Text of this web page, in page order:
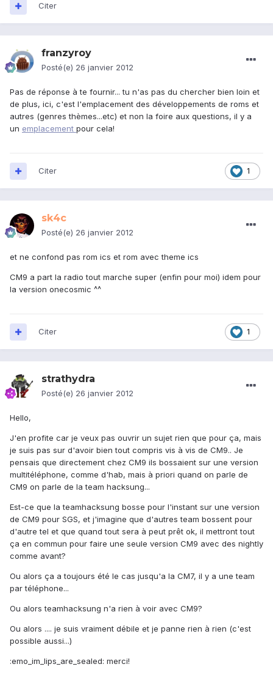
Citer
franzyroy
Posté(e) 26 janvier 2012
Pas de réponse à te fournir... tu n'as pas du chercher bien loin et
de plus, ici, c'est l'emplacement des développements de roms et
autres (genres thèmes...etc) et non la foire aux questions, il y a
un emplacement pour cela!
1
Citer
sk4c
Posté(e) 26 janvier 2012
et ne confond pas rom ics et rom avec theme ics
CM9 a part la radio tout marche super (enfin pour moi) idem pour
la version onecosmic ^^
1
Citer
strathydra
Posté(e) 26 janvier 2012
Hello,
J'en profite car je veux pas ouvrir un sujet rien que pour ça, mais
je suis pas sur d'avoir bien tout compris vis à vis de CM9.. Je
pensais que directement chez CM9 ils bossaient sur une version
multitéléphone, comme d'hab, mais à priori quand on parle de
CM9 on parle de la team hacksung...
Est-ce que la teamhacksung bosse pour l'instant sur une version
de CM9 pour SGS, et j'imagine que d'autres team bossent pour
d'autre tel et que quand tout sera à peut prêt ok, il mettront tout
ça en commun pour faire une seule version CM9 avec des nightly
comme avant?
Ou alors ça a toujours été le cas jusqu'a la CM7, il y a une team
par téléphone...
Ou alors teamhacksung n'a rien à voir avec CM9?
Ou alors .... je suis vraiment débile et je panne rien à rien (c'est
possible aussi...)
:emo_im_lips_are_sealed: merci!